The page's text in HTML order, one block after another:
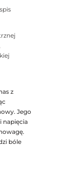
z
Jego
napięcia
bóle